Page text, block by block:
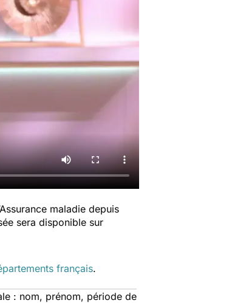
maladie depuis
sera disponible sur
français.
: nom, prénom, période de